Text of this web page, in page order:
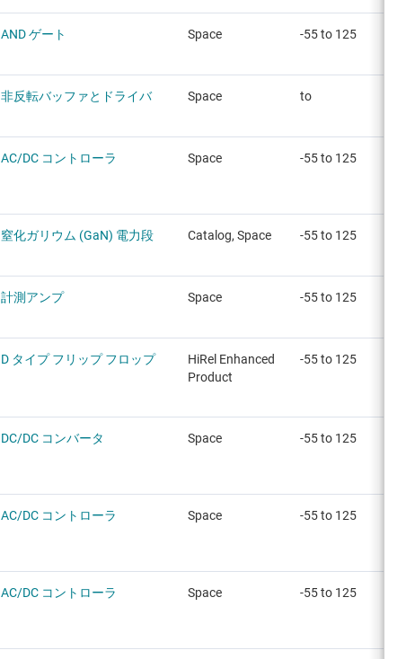
AND ゲート Space -55 to 125
非反転バッファとドライバ Space to
AC/DC コントローラ Space -55 to 125
窒化ガリウム (GaN) 電力段 Catalog, Space -55 to 125
計測アンプ Space -55 to 125
D タイプ フリップ フロップ
HiRel Enhanced
Product
-55 to 125
DC/DC コンバータ Space -55 to 125
AC/DC コントローラ Space -55 to 125
AC/DC コントローラ Space -55 to 125